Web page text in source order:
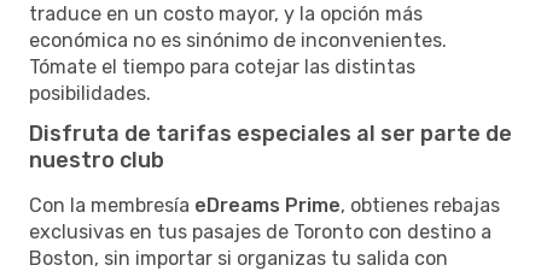
traduce en un costo mayor, y la opción más
económica no es sinónimo de inconvenientes.
Tómate el tiempo para cotejar las distintas
posibilidades.
Disfruta de tarifas especiales al ser parte de
nuestro club
Con la membresía eDreams Prime, obtienes rebajas
exclusivas en tus pasajes de Toronto con destino a
Boston, sin importar si organizas tu salida con